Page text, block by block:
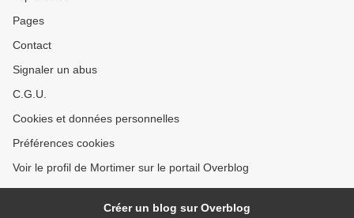
Pages
Contact
Signaler un abus
C.G.U.
Cookies et données personnelles
Préférences cookies
Voir le profil de Mortimer sur le portail Overblog
Créer un blog sur Overblog